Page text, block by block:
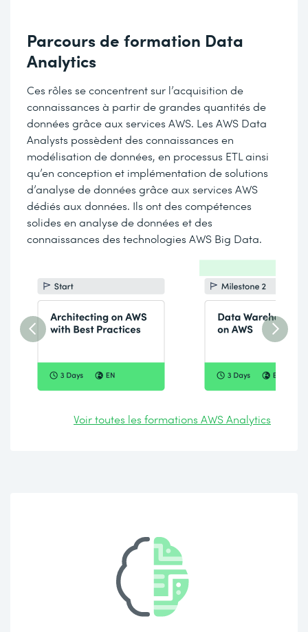
Parcours de formation Data
Analytics
Ces rôles se concentrent sur l’acquisition de
connaissances à partir de grandes quantités de
données grâce aux services AWS. Les AWS Data
Analysts possèdent des connaissances en
modélisation de données, en processus ETL ainsi
qu’en conception et implémentation de solutions
d’analyse de données grâce aux services AWS
dédiés aux données. Ils ont des compétences
solides en analyse de données et des
connaissances des technologies AWS Big Data.
Voir toutes les formations AWS Analytics